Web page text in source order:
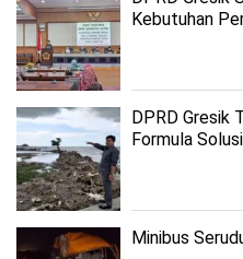
Kebutuhan
DPRD Gresik
Formula
Minibus